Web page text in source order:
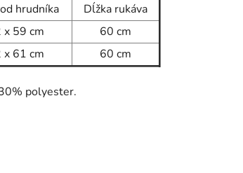
hrudníka
Dĺžka rukáva
x 59 cm
60 cm
x 61 cm 60 cm
polyester.